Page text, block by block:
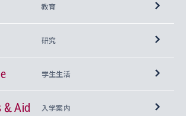
教育
科を探す
全学共通教育
研究
教文化研究所
Research Weeks (SORW)
学生生活
授業時間割
& Aid 入学案内